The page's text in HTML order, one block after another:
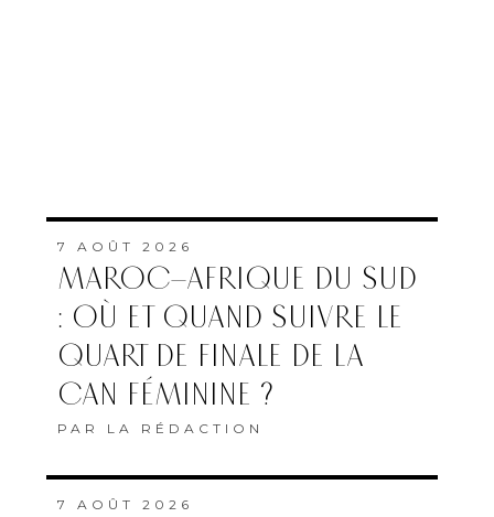
7 AOÛT 2026
MAROC–AFRIQUE DU SUD
: OÙ ET QUAND SUIVRE LE
QUART DE FINALE DE LA
CAN FÉMININE ?
PAR LA RÉDACTION
7 AOÛT 2026